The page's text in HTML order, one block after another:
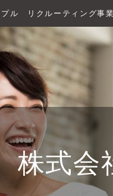
ル リクルーティング事
株式